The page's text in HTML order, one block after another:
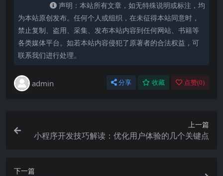
声明：本站所有文章，如无特殊说明或标注，均
为本站原创发布。任何个人或组织，在未征得本站同意时，
禁止复制、盗用、采集、发布本站内容到任何网站、书籍等
各类媒体平台。如若本站内容侵犯了原著者的合法权益，可
联系我们进行处理。
admin 分享 收藏 点赞(0)
上一篇
小程序开发技巧解读：优化用户体验的几个关键点
下一篇